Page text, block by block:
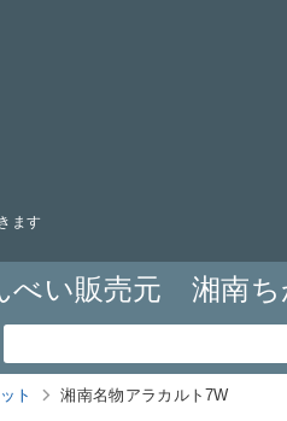
ます
べい販売元 湘南ち
ト 湘南名物アラカルト7W